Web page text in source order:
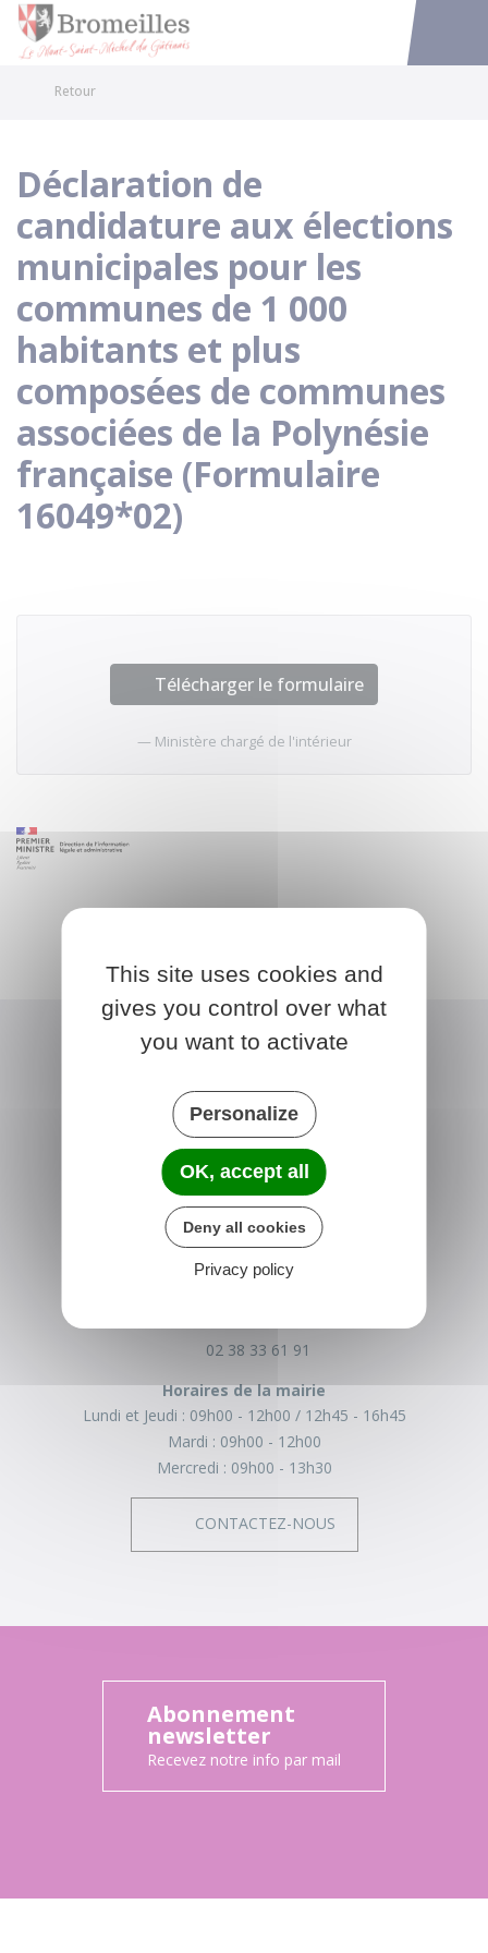
Accéder
Retour
Déclaration de
candidature aux élections
municipales pour les
communes de 1 000
habitants et plus
composées de communes
associées de la Polynésie
française (Formulaire
16049*02)
Télécharger le formulaire
Ministère chargé de l'intérieur
BROMEILLES
Place de la Mairie
02 38 33 61 91
Horaires de la mairie
Lundi et Jeudi : 09h00 - 12h00
12h45 - 16h45
Mardi : 09h00 - 12h00
Mercredi : 09h00 - 13h30
CONTACTEZ-NOUS
Abonnement
newsletter
Recevez notre info par mail
This site uses cookies and
gives you control over what
you want to activate
Personalize
OK, accept all
Deny all cookies
Privacy policy